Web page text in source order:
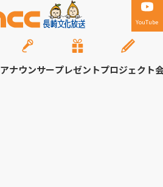
YouTube
アナウンサープレゼントプロジェクト